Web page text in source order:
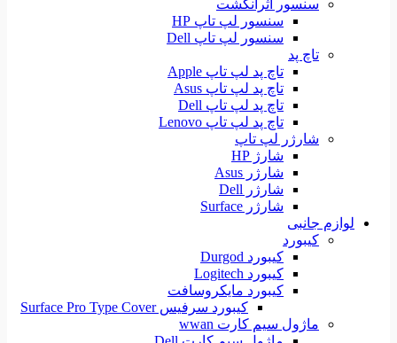
سنسور اثرانگشت
سنسور لپ تاپ HP
سنسور لپ تاپ Dell
تاچ پد
تاچ پد لپ تاپ Apple
تاچ پد لپ تاپ Asus
تاچ پد لپ تاپ Dell
تاچ پد لپ تاپ Lenovo
شارژر لپ تاپ
شارژ HP
شارژر Asus
شارژر Dell
شارژر Surface
لوازم جانبی
کیبورد
کیبورد Durgod
کیبورد Logitech
کیبورد مایکروسافت
کیبورد سرفیس Surface Pro Type Cover
ماژول سیم کارت wwan